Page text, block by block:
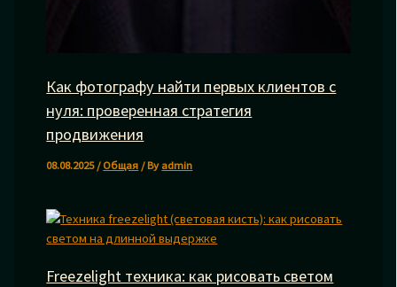
Как фотографу найти первых клиентов с
нуля: проверенная стратегия
продвижения
08.08.2025/Общая / Byadmin
Freezelight техника: как рисовать светом